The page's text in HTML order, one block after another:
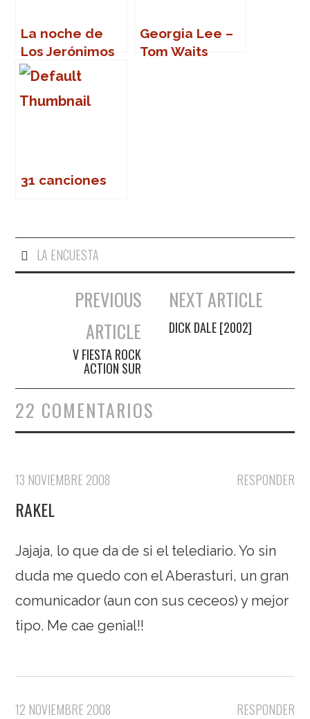
La noche de
Los Jerónimos
Georgia Lee –
Tom Waits
31 canciones
LA ENCUESTA
Navegación de entradas
PREVIOUS
ARTICLE
V FIESTA ROCK
ACTION SUR
NEXT ARTICLE
DICK DALE [2002]
22 COMENTARIOS
RESPONDER
13 NOVIEMBRE 2008
RAKEL
Jajaja, lo que da de si el telediario. Yo sin
duda me quedo con el Aberasturi, un gran
comunicador (aun con sus ceceos) y mejor
tipo. Me cae genial!!
RESPONDER
12 NOVIEMBRE 2008